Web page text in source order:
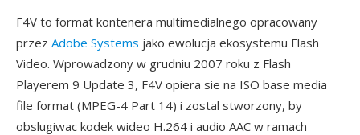
F4V to format kontenera multimedialnego opracowany
przez Adobe Systems jako ewolucja ekosystemu Flash
Video. Wprowadzony w grudniu 2007 roku z Flash
Playerem 9 Update 3, F4V opiera sie na ISO base media
file format (MPEG-4 Part 14) i zostal stworzony, by
obslugiwac kodek wideo H.264 i audio AAC w ramach